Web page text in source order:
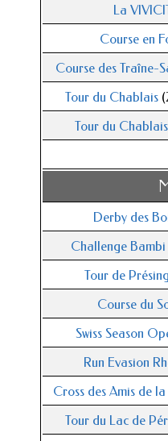
La
Course en
Course des Traîne-
Tour du Chablais
Tour du Chablais
Derby des
Challenge Bambi
Tour de
Course du
Swiss Season
Run Evasion
Cross des Amis de
Tour du Lac de